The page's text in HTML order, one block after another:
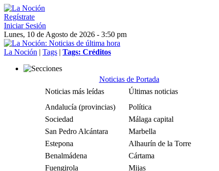
Regístrate
Iniciar Sesión
Lunes, 10 de Agosto de 2026 - 3:50 pm
La Noción | Tags | Tags: Créditos
Noticias de Portada
Noticias más leídas
Últimas noticias
Andalucía (provincias)
Política
Sociedad
Málaga capital
San Pedro Alcántara
Marbella
Estepona
Alhaurín de la Torre
Benalmádena
Cártama
Fuengirola
Mijas